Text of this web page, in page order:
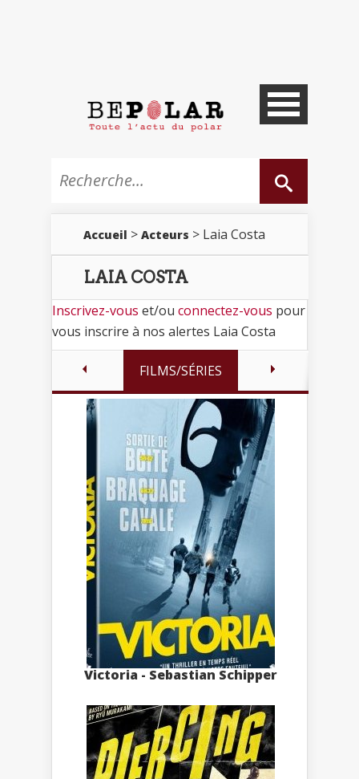
Accueil > Acteurs > Laia Costa
LAIA COSTA
Inscrivez-vous et/ou connectez-vous pour
vous inscrire à nos alertes Laia Costa
FILMS/SÉRIES
Victoria - Sebastian Schipper